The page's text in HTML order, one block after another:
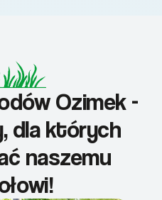
Ozimek -
dla których
naszemu